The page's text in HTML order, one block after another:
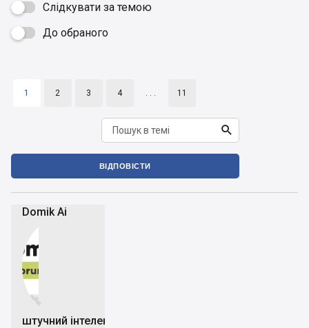
Слідкувати за темою
 До обраного
1 2 3 4 . . . 11

ВІДПОВІСТИ
Domik Ai


штучний інтелект